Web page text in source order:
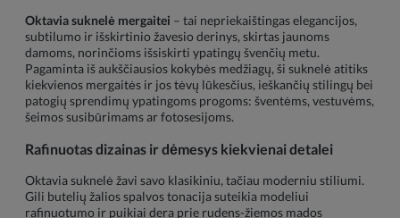
Oktavia suknelė mergaitei – tai nepriekaištingas elegancijos,
subtilumo ir išskirtinio žavesio derinys, skirtas jaunoms
damoms, norinčioms išsiskirti ypatingų švenčių metu.
Pagaminta iš aukščiausios kokybės medžiagų, ši suknelė atitiks
kiekvienos mergaitės ir jos tėvų lūkesčius, ieškančių stilingų bei
patogių sprendimų ypatingoms progoms: šventėms, vestuvėms,
šeimos susibūrimams ar fotosesijoms.
Rafinuotas dizainas ir dėmesys kiekvienai detalei
Oktavia suknelė žavi savo klasikiniu, tačiau moderniu stiliumi.
Gili butelių žalios spalvos tonacija suteikia modeliui
rafinuotumo ir puikiai dera prie rudens-žiemos mados